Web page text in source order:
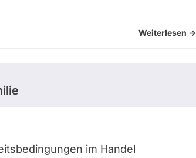
Weiterlesen ->
im Handel